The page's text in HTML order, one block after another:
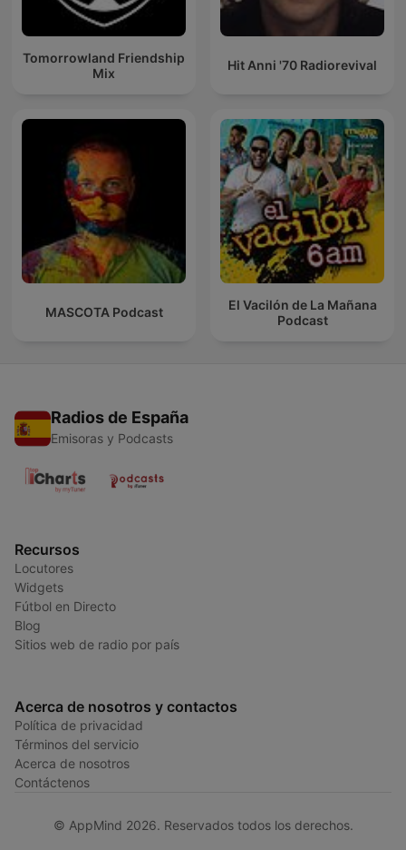
Tomorrowland Friendship
Mix
Hit Anni '70 Radiorevival
MASCOTA Podcast
El Vacilón de La Mañana
Podcast
Radios de España
Emisoras y Podcasts
Recursos
Locutores
Widgets
Fútbol en Directo
Blog
Sitios web de radio por país
Acerca de nosotros y contactos
Política de privacidad
Términos del servicio
Acerca de nosotros
Contáctenos
© AppMind 2026. Reservados todos los derechos.